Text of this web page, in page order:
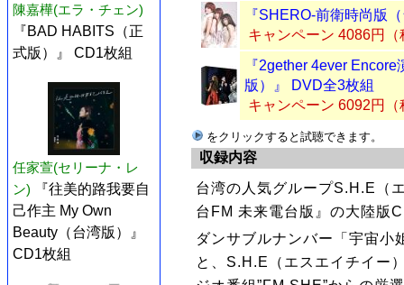
陳嘉樺(エラ・チェン)
『BAD HABITS（正
式版）』 CD1枚組
任家萱(セリーナ・レ
ン)
『往美的路我要自
己作主 My Own
Beauty（台湾版）』
CD1枚組
『SHERO-前衛時尚版
キャンペーン 4086円（
『2gether 4ever
版）』 DVD全3枚組
キャンペーン 6092円（
をクリックすると試聴できます。
収録内容
台湾の人気グループS.H.E（
台FM 未来電台版』の大陸版
ダンサブルナンバー「宇宙
と、S.H.E（エスエイチイー